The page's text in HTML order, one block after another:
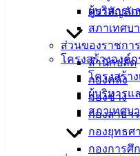
ผู้บริหารแ
สภาเทศบ
ส่วนของราชการ
สำนักปลัด
กองคลัง
กองช่าง
กองสาธา
กองยุทธศ
กองการศึ
ตราสัญลั
โครงสร้างองค์ก
โครงสร้า
ผู้บริหารแ
สภาเทศบ
ตำบล กลุ่ม อสม. และเจ้าห
สาธารณสุขฯ ร่วมกันลงพื้น
ชุมชนในเขตตำบลอ่างศิลา
อันตรายจากยุงลายและโร
ให้ครัวเรือนต่างๆนำไปใช้
การปรับปรุงสภาพแวดล้อม
โครงการป้องกันและควบคุ
ปีงบประมาณ พ.ศ. 2567 เพื่
ของโรคไข้เลือดออก รวม